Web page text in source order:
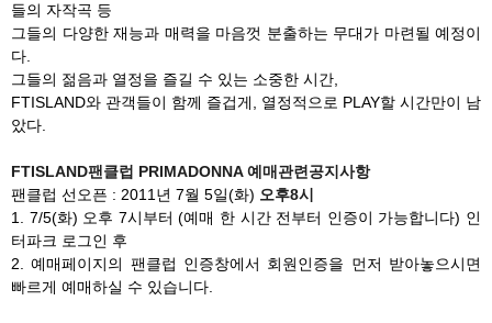
들의 자작곡 등
그들의 다양한 재능과 매력을 마음껏 분출하는 무대가 마련될 예정이
다.
그들의 젊음과 열정을 즐길 수 있는 소중한 시간,
FTISLAND와 관객들이 함께 즐겁게, 열정적으로 PLAY할 시간만이 남
았다.
FTISLAND팬클럽 PRIMADONNA 예매관련공지사항
팬클럽 선오픈 : 2011년 7월 5일(화) 오후8시
1. 7/5(화) 오후 7시부터 (예매 한 시간 전부터 인증이 가능합니다) 인
터파크 로그인 후
2. 예매페이지의 팬클럽 인증창에서 회원인증을 먼저 받아놓으시면
빠르게 예매하실 수 있습니다.